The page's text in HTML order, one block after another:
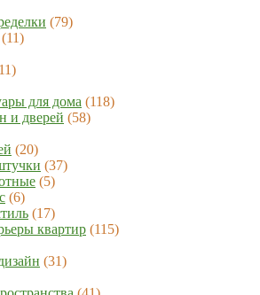
(79)
(11)
для дома (118)
и дверей (58)
(20)
(37)
(5)
(6)
(17)
квартир (115)
(31)